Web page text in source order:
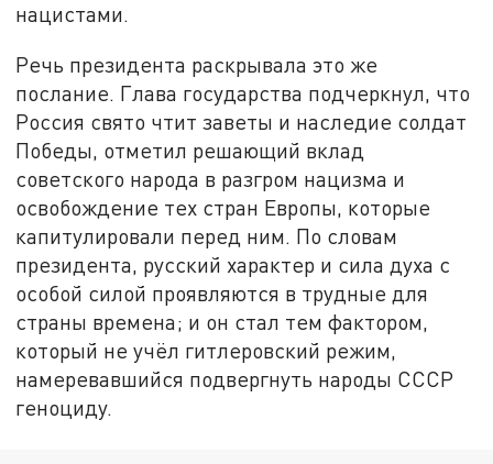
нацистами.
Речь президента раскрывала это же
послание. Глава государства подчеркнул, что
Россия свято чтит заветы и наследие солдат
Победы, отметил решающий вклад
советского народа в разгром нацизма и
освобождение тех стран Европы, которые
капитулировали перед ним. По словам
президента, русский характер и сила духа с
особой силой проявляются в трудные для
страны времена; и он стал тем фактором,
который не учёл гитлеровский режим,
намеревавшийся подвергнуть народы СССР
геноциду.